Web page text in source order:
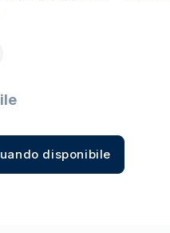
disponibile